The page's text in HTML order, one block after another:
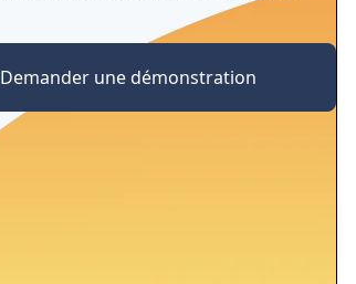
Demander une démonstration